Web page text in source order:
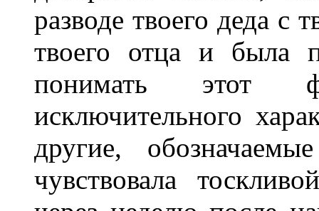
разводе твоего деда с
твоего отца и была
понимать этот
исключительного
другие,
чувствовала